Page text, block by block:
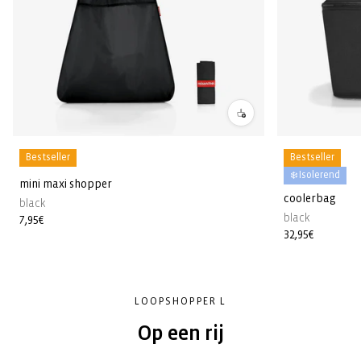
Bestseller
mini maxi shopper
black
Normale
7,95€
Bestseller
❄️ Isolerend
coolerbag
black
Normale
32,95€
LOOPSHOPPER L
Op een rij